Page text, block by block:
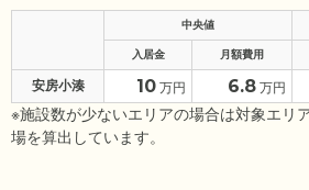
中央値
入居金 月額費用
安房小湊 10 万円 6.8 万円
※施設数が少ないエリアの場合は対象エリ
場を算出しています。